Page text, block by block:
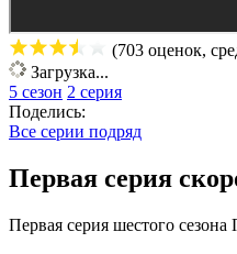
(703 оценок,
Загрузка...
5 сезон 2 серия
Поделись:
Все серии подряд
Первая серия
Первая серия шестого